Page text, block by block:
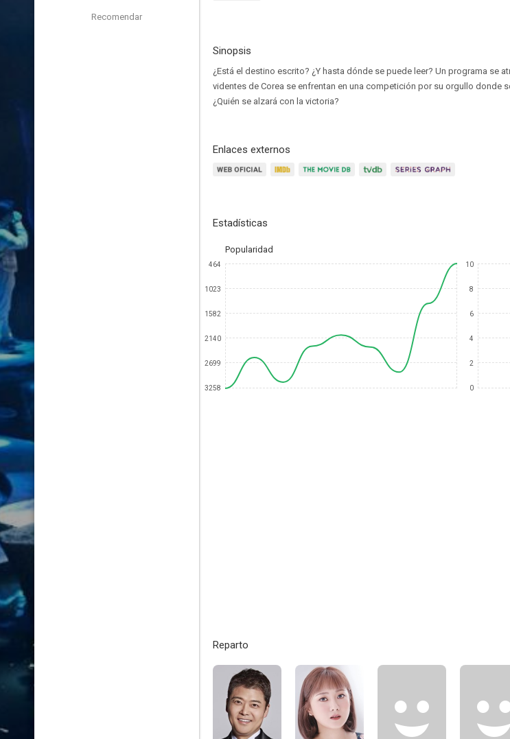
Recomendar
Sinopsis
¿Está el destino escrito? ¿Y hasta dónde se puede leer? Un programa se
videntes de Corea se enfrentan en una competición por su orgullo donde
¿Quién se alzará con la victoria?
Enlaces externos
Estadísticas
Popularidad
464
1023
1582
2140
2699
3258
10
8
6
4
2
0
Reparto